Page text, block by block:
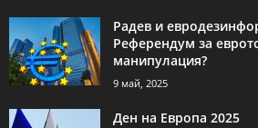
Радев и
Референдум за
манипулация?
9 май, 2025
Ден на Европа 2025